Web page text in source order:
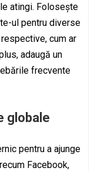
atingi. Folosește
ul pentru diverse
cum ar
adaugă un
frecvente
globale
pentru a ajunge
Facebook,